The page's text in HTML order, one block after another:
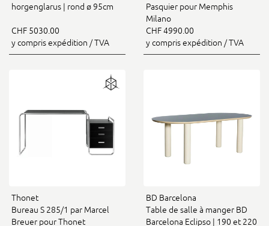
horgenglarus | rond ø 95cm
CHF 5030.00
y compris expédition / TVA
Pasquier pour Memphis
Milano
CHF 4990.00
y compris expédition / TVA
Thonet
Bureau S 285/1 par Marcel
Breuer pour Thonet
BD Barcelona
Table de salle à manger BD
Barcelona Eclipso | 190 et 220